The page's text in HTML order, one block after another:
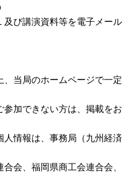
等を電子メール
局のホームページで一定
きない方は、掲載をお
報は、事務局（九州経済
福岡県商工会連合会、